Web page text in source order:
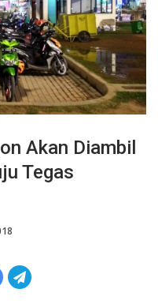
Akan Diambil
Tegas